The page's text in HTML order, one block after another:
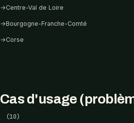
→Centre-Val de Loire
→Bourgogne-Franche-Comté
→Corse
Cas d'usage
(10)